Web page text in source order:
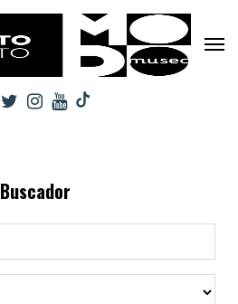
Buscador